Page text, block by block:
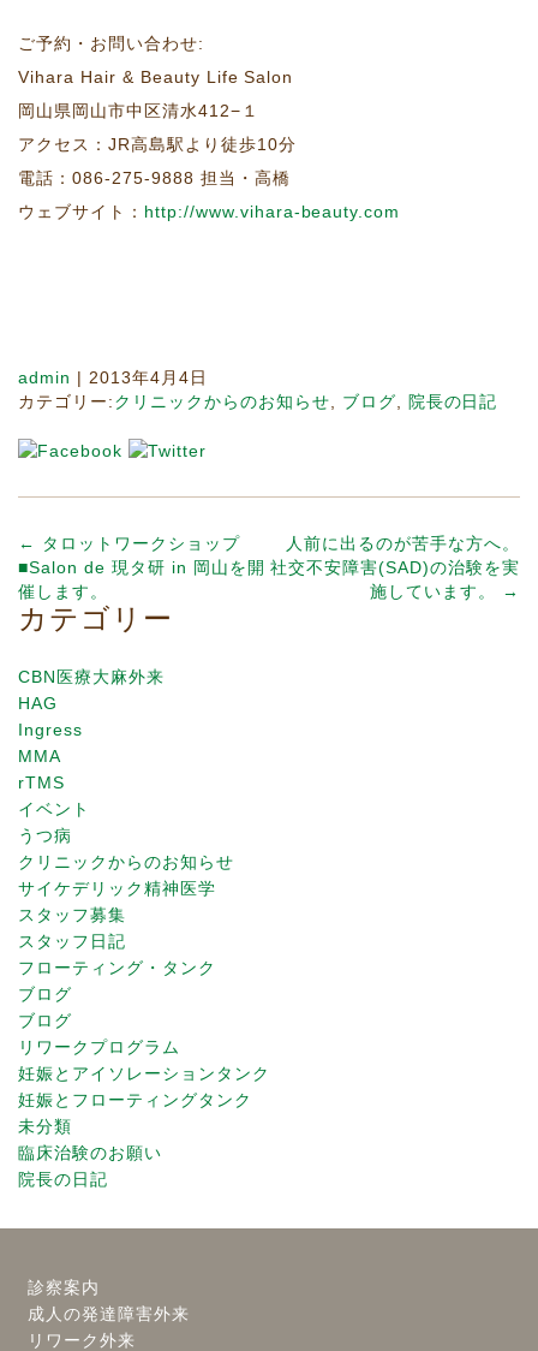
ご予約・お問い合わせ:
Vihara Hair & Beauty Life Salon
岡山県岡山市中区清水412−１
アクセス：JR高島駅より徒歩10分
電話：086-275-9888 担当・高橋
ウェブサイト： http://www.vihara-beauty.com
admin | 2013年4月4日
カテゴリー:クリニックからのお知らせ ブログ 院長の日記
←
タロットワークショップ
■Salon de 現タ研 in 岡山を開
催します。
人前に出るのが苦手な方へ。
社交不安障害(SAD)の治験を実
施しています。
→
カテゴリー
CBN医療大麻外来
HAG
Ingress
MMA
rTMS
イベント
うつ病
クリニックからのお知らせ
サイケデリック精神医学
スタッフ募集
スタッフ日記
フローティング・タンク
ブログ
ブログ
リワークプログラム
妊娠とアイソレーションタンク
妊娠とフローティングタンク
未分類
臨床治験のお願い
院長の日記
診察案内
成人の発達障害外来
リワーク外来